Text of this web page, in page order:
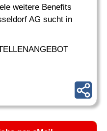
weitere Benefits
AG sucht in